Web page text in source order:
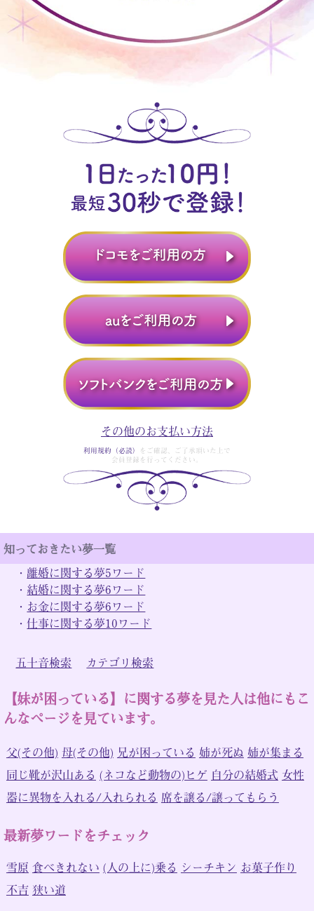
その他のお支払い方法
利用規約（必読）
をご確認、ご了承頂いた上で
会員登録を行ってください。
知っておきたい夢一覧
・ 離婚に関する夢5ワード
・ 結婚に関する夢6ワード
・ お金に関する夢6ワード
・仕事に関する夢10ワード
五十音検索 カテゴリ検索
【妹が困っている】に関する夢を見た人は他にもこ
んなページを見ています。
父(その他) 母(その他) 兄が困っている 姉が死ぬ 姉が集まる
同じ靴が沢山ある (ネコなど動物の)ヒゲ 自分の結婚式 女性
器に異物を入れる/入れられる 席を譲る/譲ってもらう
最新夢ワードをチェック
雪原 食べきれない (人の上に)乗る シーチキン お菓子作り
不吉 狭い道